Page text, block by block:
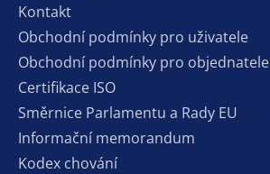
Kontakt
Obchodní podmínky pro uživatele
Obchodní podmínky pro objednatele
Certifikace ISO
Směrnice Parlamentu a Rady EU
Informační memorandum
Kodex chování